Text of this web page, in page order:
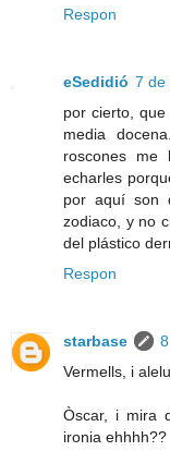
Respon
eSedidió 7 de
por cierto,
media
roscones me
echarles
por aquí son
zodiaco, y no
del plástico
Respon
starbase
Vermells, i
Òscar, i mira
ironia ehhhh??